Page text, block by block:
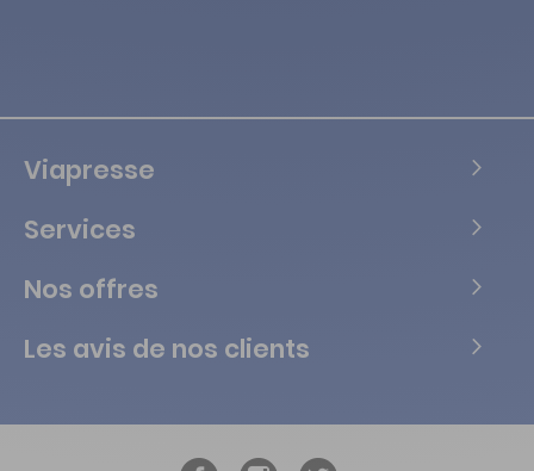
Viapresse
Services
Nos offres
Les avis de nos clients